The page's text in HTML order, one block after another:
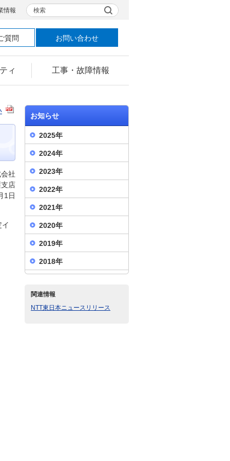
ィ 工事・故障情報
情報 検索
質問 お問い合わせ
社
店
1日
お知らせ
2025年
2024年
2023年
2022年
2021年
2020年
2019年
2018年
関連情報
NTT東日本ニュースリリース